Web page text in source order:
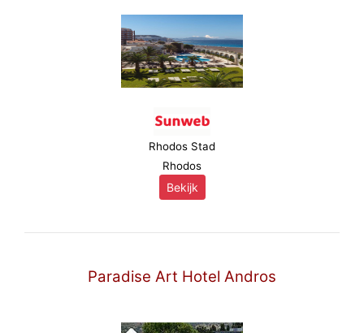
Rhodos Stad
Rhodos
Bekijk
Paradise Art Hotel Andros